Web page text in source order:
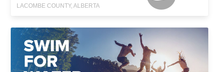
LACOMBE COUNTY, ALBERTA